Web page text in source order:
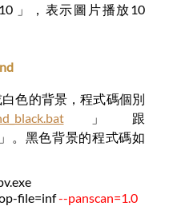
」，表示圖片播放10
色的背景，程式碼個別
」跟
。黑色背景的程式碼如
file=inf--panscan=1.0